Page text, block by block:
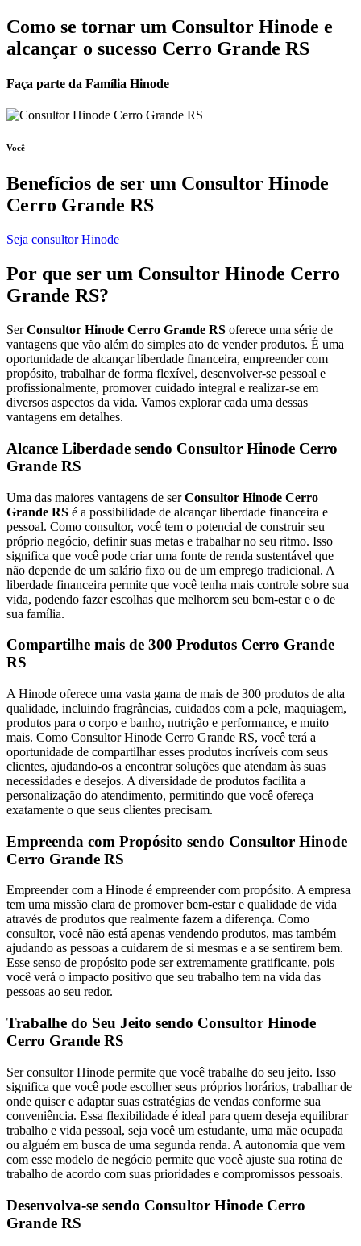
Como se tornar um Consultor Hinode e
alcançar o sucesso Cerro Grande RS
Faça parte da Família Hinode
Você
Benefícios de ser um Consultor Hinode
Cerro Grande RS
Seja consultor Hinode
Por que ser um Consultor Hinode Cerro
Grande RS?
SerConsultor Hinode Cerro Grande RS oferece uma série de
vantagens que vão além do simples ato de vender produtos. É uma
oportunidade de alcançar liberdade financeira, empreender com
propósito, trabalhar de forma flexível, desenvolver-se pessoal e
profissionalmente, promover cuidado integral e realizar-se em
diversos aspectos da vida. Vamos explorar cada uma dessas
vantagens em detalhes.
Alcance Liberdade sendo Consultor Hinode Cerro
Grande RS
Uma das maiores vantagens de serConsultor Hinode Cerro
Grande RS é a possibilidade de alcançar liberdade financeira e
pessoal. Como consultor, você tem o potencial de construir seu
próprio negócio, definir suas metas e trabalhar no seu ritmo. Isso
significa que você pode criar uma fonte de renda sustentável que
não depende de um salário fixo ou de um emprego tradicional. A
liberdade financeira permite que você tenha mais controle sobre sua
vida, podendo fazer escolhas que melhorem seu bem-estar e o de
sua família.
Compartilhe mais de 300 Produtos Cerro Grande
RS
A Hinode oferece uma vasta gama de mais de 300 produtos de alta
qualidade, incluindo fragrâncias, cuidados com a pele, maquiagem,
produtos para o corpo e banho, nutrição e performance, e muito
mais. Como Consultor Hinode Cerro Grande RS, você terá a
oportunidade de compartilhar esses produtos incríveis com seus
clientes, ajudando-os a encontrar soluções que atendam às suas
necessidades e desejos. A diversidade de produtos facilita a
personalização do atendimento, permitindo que você ofereça
exatamente o que seus clientes precisam.
Empreenda com Propósito sendo Consultor Hinode
Cerro Grande RS
Empreender com a Hinode é empreender com propósito. A empresa
tem uma missão clara de promover bem-estar e qualidade de vida
através de produtos que realmente fazem a diferença. Como
consultor, você não está apenas vendendo produtos, mas também
ajudando as pessoas a cuidarem de si mesmas e a se sentirem bem.
Esse senso de propósito pode ser extremamente gratificante, pois
você verá o impacto positivo que seu trabalho tem na vida das
pessoas ao seu redor.
Trabalhe do Seu Jeito sendo Consultor Hinode
Cerro Grande RS
Ser consultor Hinode permite que você trabalhe do seu jeito. Isso
significa que você pode escolher seus próprios horários, trabalhar de
onde quiser e adaptar suas estratégias de vendas conforme sua
conveniência. Essa flexibilidade é ideal para quem deseja equilibrar
trabalho e vida pessoal, seja você um estudante, uma mãe ocupada
ou alguém em busca de uma segunda renda. A autonomia que vem
com esse modelo de negócio permite que você ajuste sua rotina de
trabalho de acordo com suas prioridades e compromissos pessoais.
Desenvolva-se sendo Consultor Hinode Cerro
Grande RS